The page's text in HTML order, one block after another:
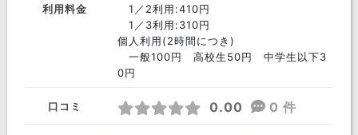
利用料金
1／2利用:410円
1／3利用:310円
個人利用(2時間につき)
一般100円 高校生50円 中学生以下3
0円
口コミ 0.00 0 件